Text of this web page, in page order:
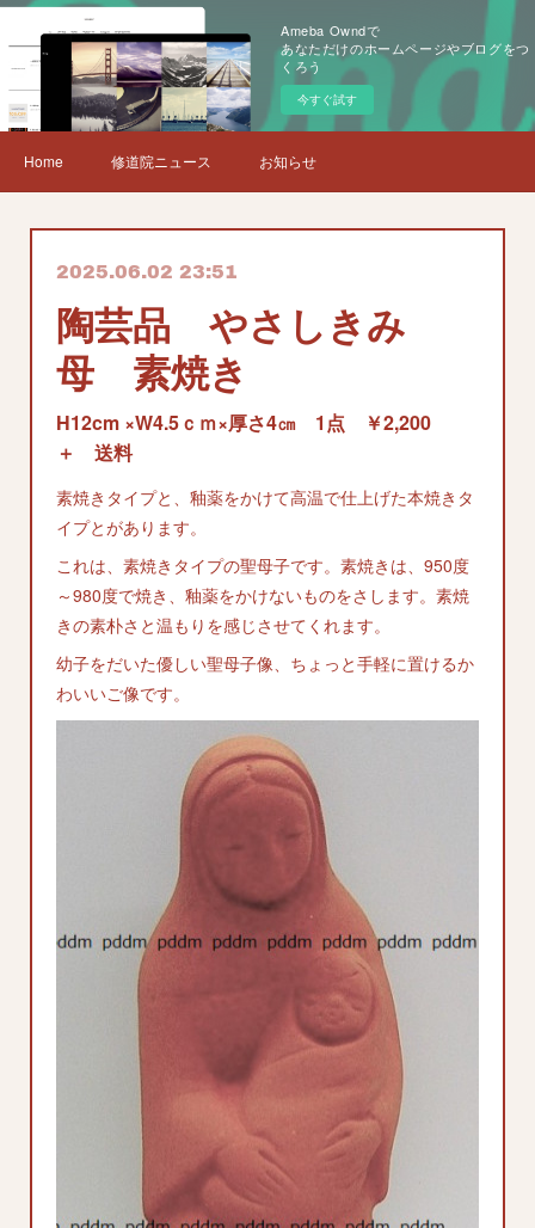
Ameba Owndで
あなただけのホームページやブログをつ
くろう
今すぐ試す
Home 修道院ニュース お知らせ
2025.06.02 23:51
陶芸品 やさしきみ
母 素焼き
H12cm ×W4.5ｃｍ×厚さ4㎝ 1点 ￥2,200
＋ 送料
素焼きタイプと、釉薬をかけて高温で仕上げた本焼きタ
イプとがあります。
これは、素焼きタイプの聖母子です。素焼きは、950度
～980度で焼き、釉薬をかけないものをさします。素焼
きの素朴さと温もりを感じさせてくれます。
幼子をだいた優しい聖母子像、ちょっと手軽に置けるか
わいいご像です。